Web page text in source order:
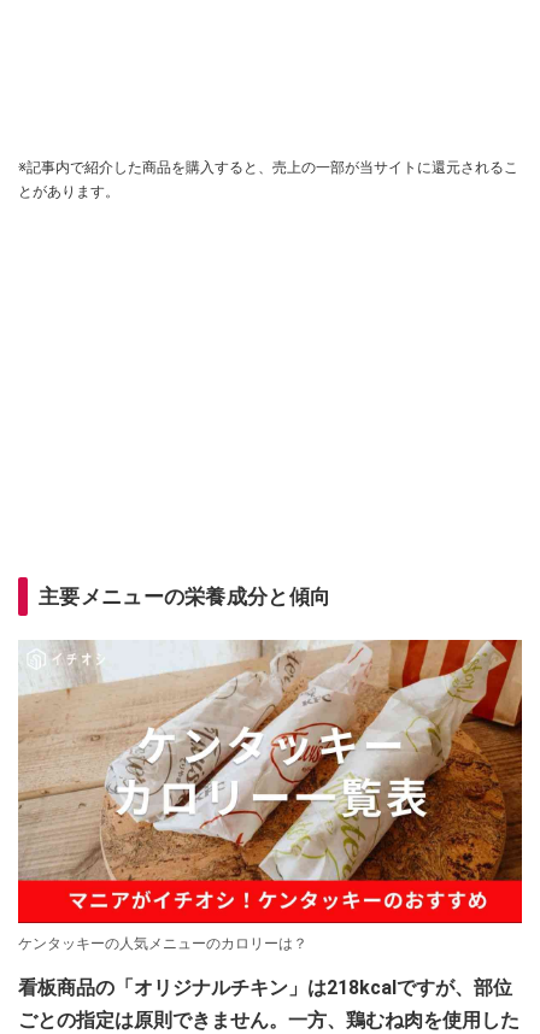
※記事内で紹介した商品を購入すると、売上の一部が当サイトに還元されるこ
とがあります。
主要メニューの栄養成分と傾向
ケンタッキーの人気メニューのカロリーは？
看板商品の「オリジナルチキン」は218kcalですが、部位
ごとの指定は原則できません。一方、鶏むね肉を使用した